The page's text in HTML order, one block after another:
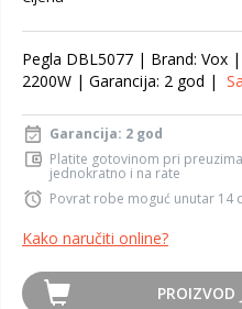
Pegla DBL5077 | Brand: Vox
2200W | Garancija: 2 god |
Garancija: 2 god
Platite gotovinom pri
jednokratno i na rate
Povrat robe moguć unutar 14
Kako naručiti online?
PROIZVOD